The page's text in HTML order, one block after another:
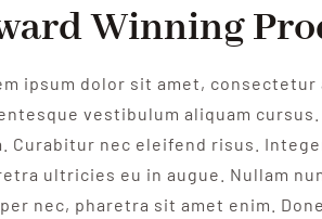
Winning
ipsum dolor sit amet, consectetur
vestibulum aliquam
Curabitur nec eleifend risus.
ultricies eu in augue. Nullam
nec, pharetra sit amet enim.